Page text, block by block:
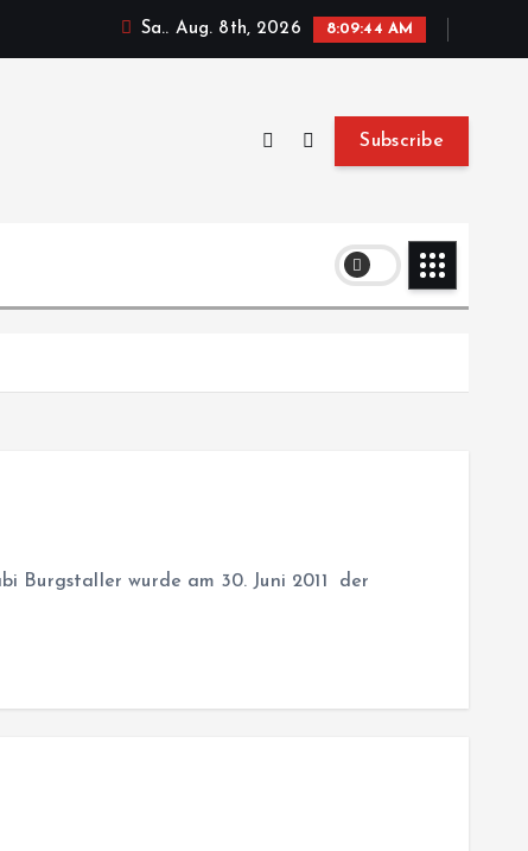
Sa.. Aug. 8th, 2026 8:09:45 AM
Subscribe
Burgstaller wurde am 30. Juni 2011 der